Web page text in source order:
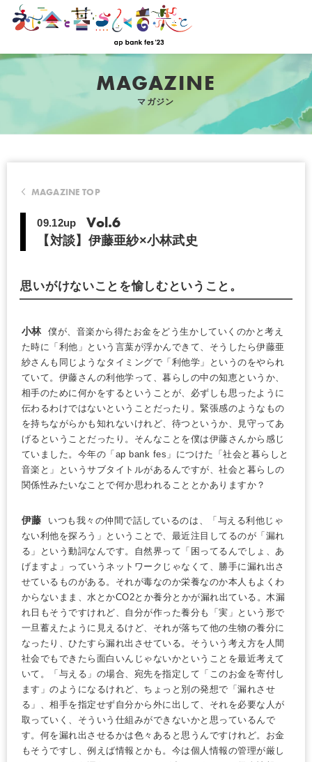
MAGAZINE
マガジン
MAGAZINE TOP
09.12up Vol.6
【対談】伊藤亜紗×小林武史
思いがけないことを愉しむということ。
小林
僕が、音楽から得たお金をどう生かしていくのかと考え
た時に「利他」という言葉が浮かんできて、そうしたら伊藤亜
紗さんも同じようなタイミングで「利他学」というのをやられ
ていて。伊藤さんの利他学って、暮らしの中の知恵というか、
相手のために何かをするということが、必ずしも思ったように
伝わるわけではないということだったり。緊張感のようなもの
を持ちながらかも知れないけれど、待つというか、見守ってあ
げるということだったり。そんなことを僕は伊藤さんから感じ
ていました。今年の「ap bank fes」につけた「社会と暮らしと
音楽と」というサブタイトルがあるんですが、社会と暮らしの
関係性みたいなことで何か思われることとかありますか？
伊藤
いつも我々の仲間で話しているのは、「与える利他じゃ
ない利他を探ろう」ということで、最近注目してるのが「漏れ
る」という動詞なんです。自然界って「困ってるんでしょ、あ
げますよ」っていうネットワークじゃなくて、勝手に漏れ出さ
せているものがある。それが毒なのか栄養なのか本人もよくわ
からないまま、水とかCO2とか養分とかが漏れ出ている。木漏
れ日もそうですけれど、自分が作った養分も「実」という形で
一旦蓄えたように見えるけど、それが落ちて他の生物の養分に
なったり、ひたすら漏れ出させている。そういう考え方を人間
社会でもできたら面白いんじゃないかということを最近考えて
いて。「与える」の場合、宛先を指定して「このお金を寄付し
ます」のようになるけれど、ちょっと別の発想で「漏れさせ
る」、相手を指定せず自分から外に出して、それを必要な人が
取っていく、そういう仕組みができないかと思っているんで
す。何を漏れ出させるかは色々あると思うんですけれど。お金
もそうですし、例えば情報とかも。今は個人情報の管理が厳し